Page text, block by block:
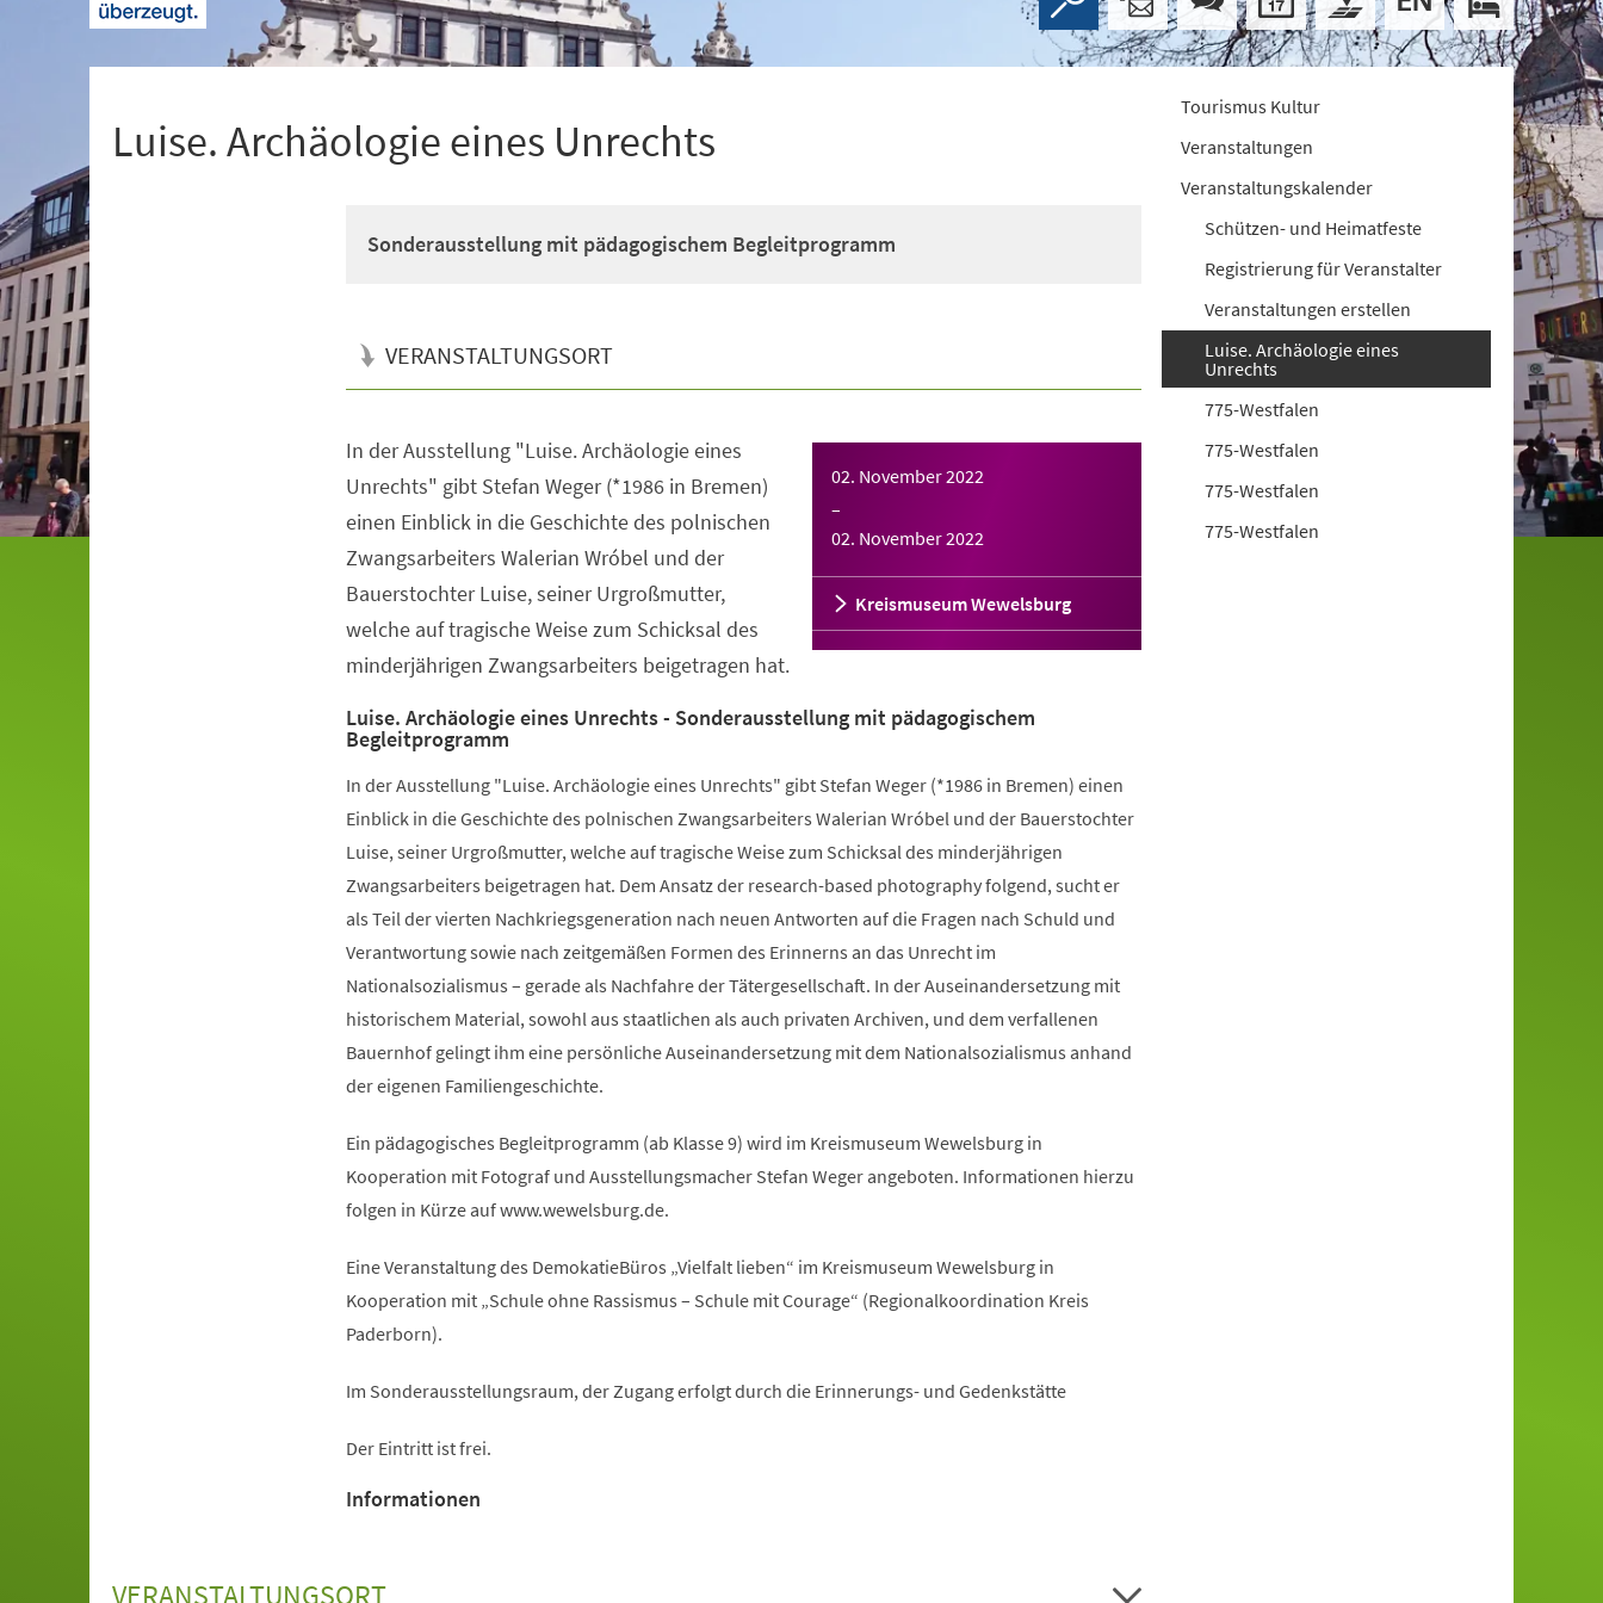
Luise. Archäologie eines Unrechts
Sonderausstellung mit pädagogischem Begleitprogramm
VERANSTALTUNGSORT
02. November 2022
–
02. November 2022
Kreismuseum Wewelsburg
In der Ausstellung "Luise. Archäologie eines
Unrechts" gibt Stefan Weger (*1986 in Bremen)
einen Einblick in die Geschichte des polnischen
Zwangsarbeiters Walerian Wróbel und der
Bauerstochter Luise, seiner Urgroßmutter,
welche auf tragische Weise zum Schicksal des
minderjährigen Zwangsarbeiters beigetragen hat.
Luise. Archäologie eines Unrechts - Sonderausstellung mit pädagogischem
Begleitprogramm
In der Ausstellung "Luise. Archäologie eines Unrechts" gibt Stefan Weger (*1986 in Bremen) einen
Einblick in die Geschichte des polnischen Zwangsarbeiters Walerian Wróbel und der Bauerstochter
Luise, seiner Urgroßmutter, welche auf tragische Weise zum Schicksal des minderjährigen
Zwangsarbeiters beigetragen hat. Dem Ansatz der research-based photography folgend, sucht er
als Teil der vierten Nachkriegsgeneration nach neuen Antworten auf die Fragen nach Schuld und
Verantwortung sowie nach zeitgemäßen Formen des Erinnerns an das Unrecht im
Nationalsozialismus – gerade als Nachfahre der Tätergesellschaft. In der Auseinandersetzung mit
historischem Material, sowohl aus staatlichen als auch privaten Archiven, und dem verfallenen
Bauernhof gelingt ihm eine persönliche Auseinandersetzung mit dem Nationalsozialismus anhand
der eigenen Familiengeschichte.
Ein pädagogisches Begleitprogramm (ab Klasse 9) wird im Kreismuseum Wewelsburg in
Kooperation mit Fotograf und Ausstellungsmacher Stefan Weger angeboten. Informationen hierzu
folgen in Kürze auf www.wewelsburg.de.
Eine Veranstaltung des DemokatieBüros „Vielfalt lieben“ im Kreismuseum Wewelsburg in
Kooperation mit „Schule ohne Rassismus – Schule mit Courage“ (Regionalkoordination Kreis
Paderborn).
Im Sonderausstellungsraum, der Zugang erfolgt durch die Erinnerungs- und Gedenkstätte
Der Eintritt ist frei.
Informationen
VERANSTALTUNGSORT
Tourismus Kultur
Veranstaltungen
Veranstaltungskalender
Schützen- und Heimatfeste
Registrierung für Veranstalter
Veranstaltungen erstellen
Luise. Archäologie eines
Unrechts
775-Westfalen
775-Westfalen
775-Westfalen
775-Westfalen